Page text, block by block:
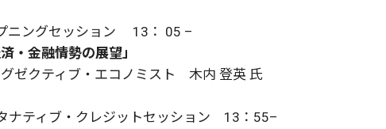
ニングセッション 13： 05 –
・金融情勢の展望 」
ゼクティブ・エコノミスト 木内 登英 氏
ナティブ・クレジットセッション 13：55–